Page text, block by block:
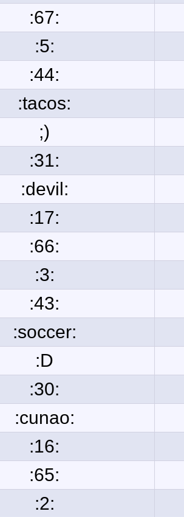
:67:
:5:
:44:
:tacos:
;)
:31:
:devil:
:17:
:66:
:3:
:43:
:soccer:
:D
:30:
:cunao:
:16:
:65:
:2: